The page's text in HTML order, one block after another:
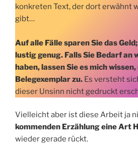
konkreten Text, der dort erwähnt
gibt…
Auf alle Fälle sparen Sie das
lustig genug. Falls Sie Bedarf an
haben, lassen Sie es mich
Belegexemplar zu. Es versteht
dieser Unsinn nicht gedruckt
Vielleicht aber ist diese Arbeit ja
kommenden Erzählung eine Art
wieder gerade rückt.